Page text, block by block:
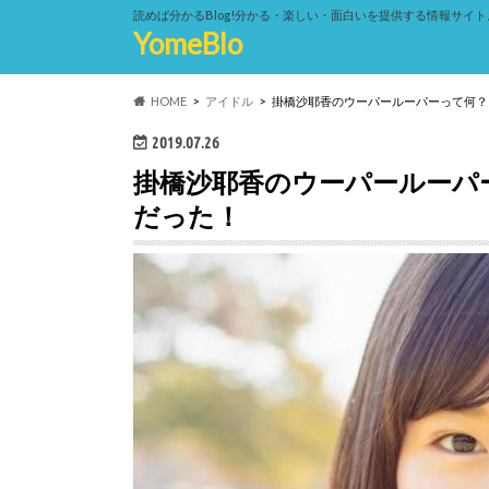
読めば分かるBlog!分かる・楽しい・面白いを提供する情報サイト
YomeBlo
HOME アイドル 掛橋沙耶香のウーパールーパーって何
2019.07.26
掛橋沙耶香のウーパールー
だった！